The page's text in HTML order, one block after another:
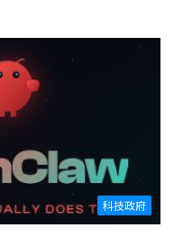
科技政府